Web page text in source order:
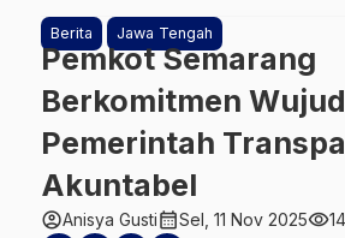
Berita Jawa Tengah
Pemkot Semarang
Berkomitmen
Pemerintah
Akuntabel
account_circleAnisya Gusticalendar_monthSel, 11 Nov 2025visibility